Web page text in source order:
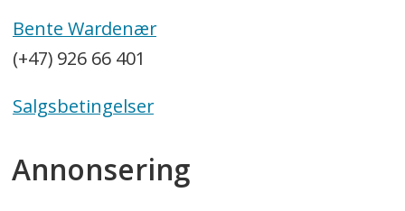
Bente Wardenær
(+47) 926 66 401
Salgsbetingelser
Annonsering